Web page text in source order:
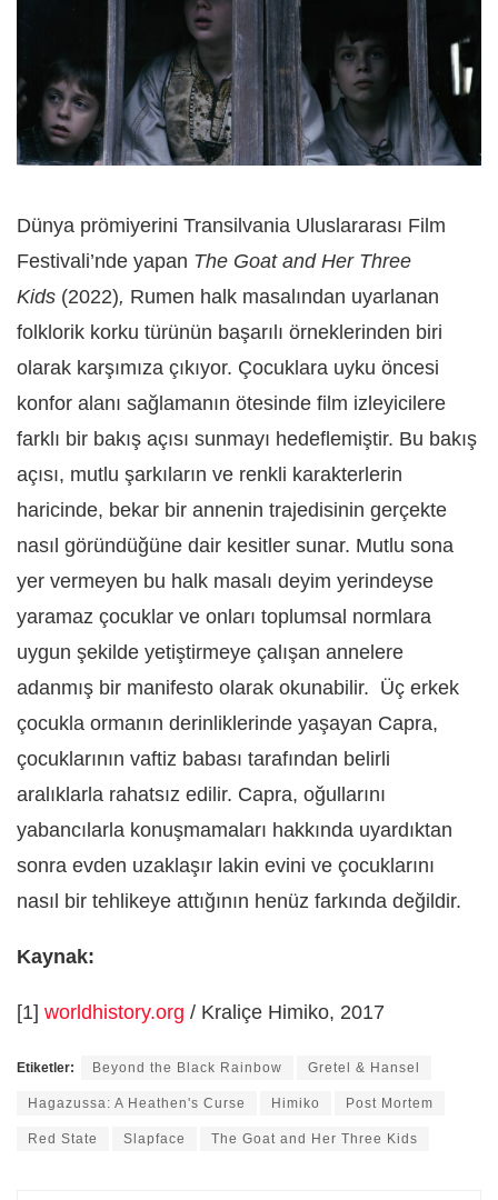
Dünya prömiyerini Transilvania Uluslararası Film
Festivali’nde yapan The Goat and Her Three
Kids (2022), Rumen halk masalından uyarlanan
folklorik korku türünün başarılı örneklerinden biri
olarak karşımıza çıkıyor. Çocuklara uyku öncesi
konfor alanı sağlamanın ötesinde film izleyicilere
farklı bir bakış açısı sunmayı hedeflemiştir. Bu bakış
açısı, mutlu şarkıların ve renkli karakterlerin
haricinde, bekar bir annenin trajedisinin gerçekte
nasıl göründüğüne dair kesitler sunar. Mutlu sona
yer vermeyen bu halk masalı deyim yerindeyse
yaramaz çocuklar ve onları toplumsal normlara
uygun şekilde yetiştirmeye çalışan annelere
adanmış bir manifesto olarak okunabilir. Üç erkek
çocukla ormanın derinliklerinde yaşayan Capra,
çocuklarının vaftiz babası tarafından belirli
aralıklarla rahatsız edilir. Capra, oğullarını
yabancılarla konuşmamaları hakkında uyardıktan
sonra evden uzaklaşır lakin evini ve çocuklarını
nasıl bir tehlikeye attığının henüz farkında değildir.
Kaynak:
[1] worldhistory.org / Kraliçe Himiko, 2017
Etiketler: Beyond the Black Rainbow Gretel & Hansel
Hagazussa: A Heathen's Curse Himiko Post Mortem
Red State Slapface The Goat and Her Three Kids